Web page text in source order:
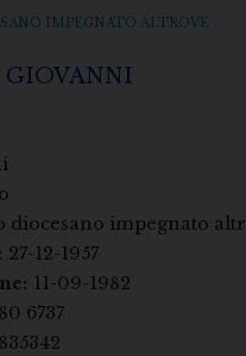
IMPEGNATO ALTROVE
GIOVANNI
diocesano impegnato
27-12-1957
11-09-1982
6737